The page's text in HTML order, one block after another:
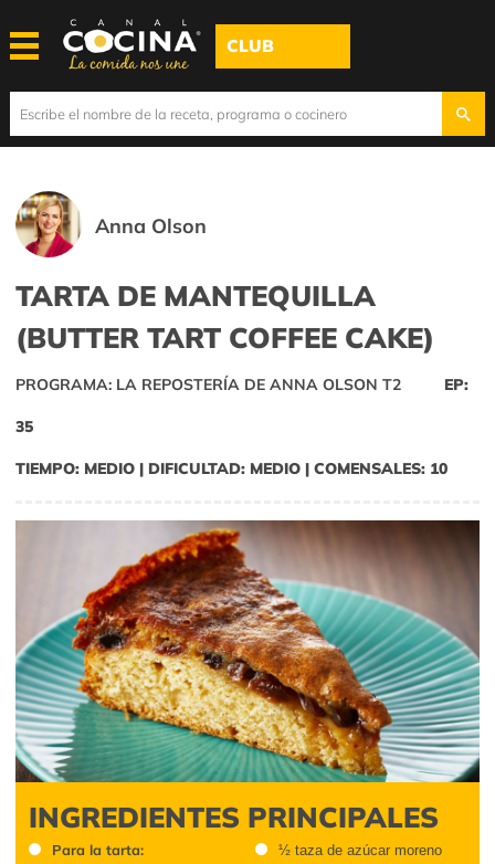
CLUB
Anna Olson
TARTA DE MANTEQUILLA
(BUTTER TART COFFEE CAKE)
PROGRAMA: LA REPOSTERÍA DE ANNA OLSON T2 EP:
35
TIEMPO: MEDIO | DIFICULTAD: MEDIO | COMENSALES: 10
INGREDIENTES PRINCIPALES
Para la tarta:
½ taza de azúcar moreno